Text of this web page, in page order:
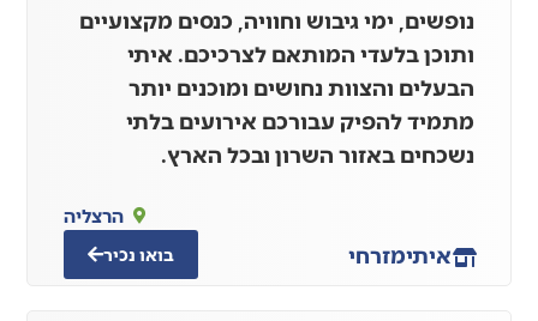
נופשים, ימי גיבוש וחוויה, כנסים מקצועיים
ותוכן בלעדי המותאם לצרכיכם. איתי
הבעלים והצוות נחושים ומוכנים יותר
מתמיד להפיק עבורכם אירועים בלתי
נשכחים באזור השרון ובכל הארץ.
איתימזרחי
הרצליה
בואו נכיר